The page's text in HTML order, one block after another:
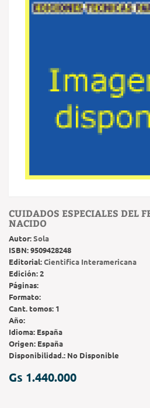
CUIDADOS ESPECIALES DEL
NACIDO
Autor:Sola
ISBN:9509428248
Editorial:Cientifica Interamericana
Edición:2
Páginas:
Formato:
Cant. tomos: 1
Año:
Idioma: España
Origen: España
Disponibilidad.: No Disponible
Gs 1.440.000